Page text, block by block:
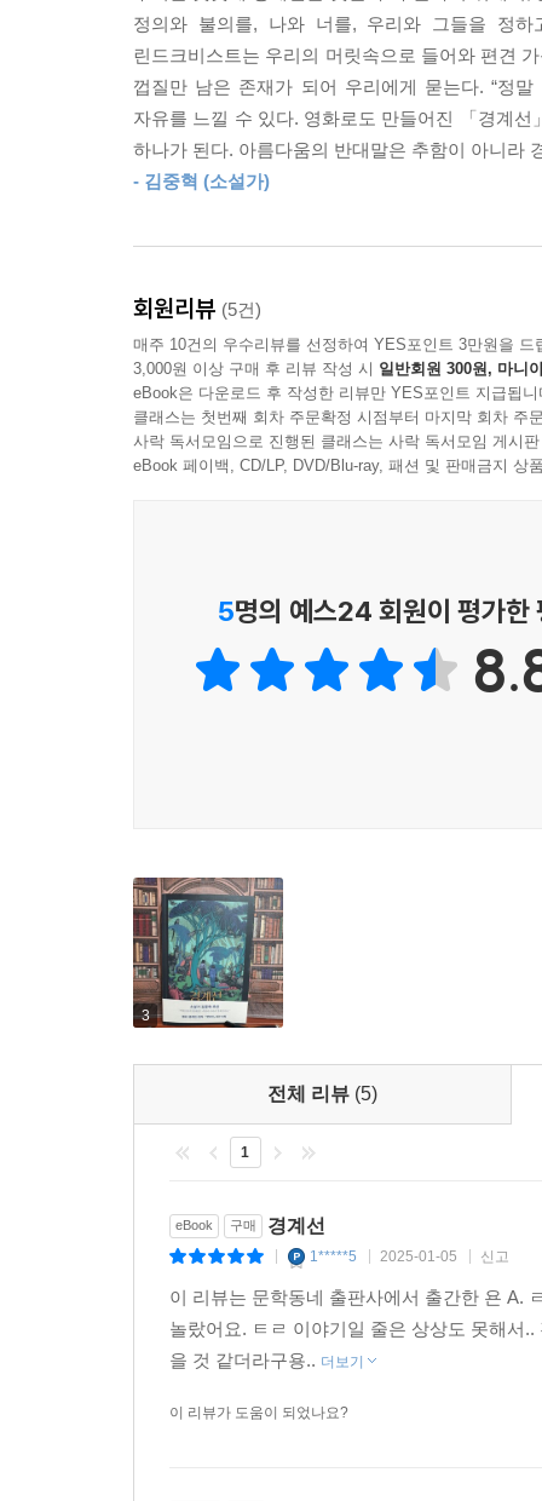
초등학교 동창 마테에게서 이십이 년 만에 걸
살인사건을 일으켰다느니 정신병원에 수감되
거절하지 못하고 그의 집으로 간 ‘나’는 6학년 당
마테의 이야기에 점점 설득력을 느낀다.
「지나간 꿈은 흘려보내고」
뱀파이어로 분장한 미치광이가 세 아이를 죽이
함께하는 그들을 오랜 기간 지켜보며, 이윽고
할리우드판 영화 [렛미인]에서 공통적에서 암시
하며, 그 결과 노년의 담담한 사랑을 담은 특별한
「마지막 처리」
한물간 댄스밴드의 스태프로 일하는 스물네 살
정체에 의문을 품게 된다. 이윽고 헤덴에서 나
『언데드 다루는 법』의 후일담이자, 사회적
중편이다.
정의와 불의를, 나와 너를, 우리와 그들을 정
린드크비스트는 우리의 머릿속으로 들어와 편견
껍질만 남은 존재가 되어 우리에게 묻는다. “정
자유를 느낄 수 있다. 영화로도 만들어진 「경계
하나가 된다. 아름다움의 반대말은 추함이 아니라
- 김중혁 (소설가)
회원리뷰 (5건)
매주 10건의 우수리뷰를 선정하여 YES포인트 3만원을 드
3,000원 이상 구매 후 리뷰 작성 시 일반회원 300원, 마니
eBook은 다운로드 후 작성한 리뷰만 YES포인트 지급됩니
클래스는 첫번째 회차 주문확정 시점부터 마지막 회차 주
사락 독서모임으로 진행된 클래스는 사락 독서모임 게시
eBook 페이백, CD/LP, DVD/Blu-ray, 패션 및 판매금지 상
5명의 예스24 회원이 평가한
3
전체 리뷰 (5)
1
eBook 구매 경계선
1*****5 2025-01-05 신고
이 리뷰는 문학동네 출판사에서 출간한 욘 A.
놀랐어요. ㅌㄹ 이야기일 줄은 상상도 못해서
을 것 같더라구용.. 더보기
이 리뷰가 도움이 되었나요?